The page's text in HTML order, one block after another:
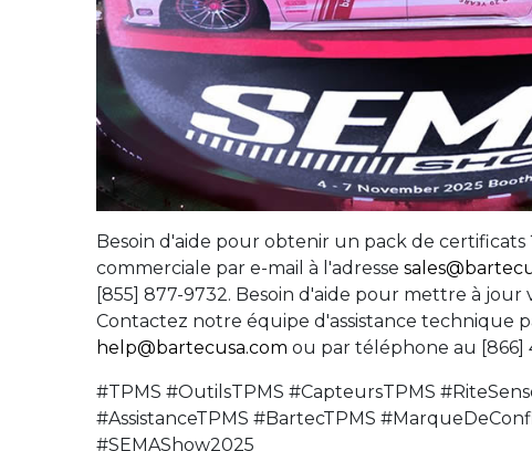
Besoin d'aide pour obtenir un pack de
commerciale par e-mail à l'adresse
[855] 877-9732. Besoin d'aide pour mettre à
Contactez notre équipe d'assistance technique
help@bartecusa.com ou par téléphone au [866]
#TPMS #OutilsTPMS #CapteursTPMS
#AssistanceTPMS #BartecTPMS
#SEMAShow2025